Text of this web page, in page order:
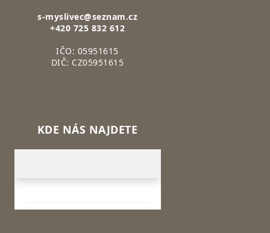
s-myslivec@seznam.cz
+420 725 832 612
IČO: 05951615
DIČ: CZ05951615
KDE NÁS NAJDETE